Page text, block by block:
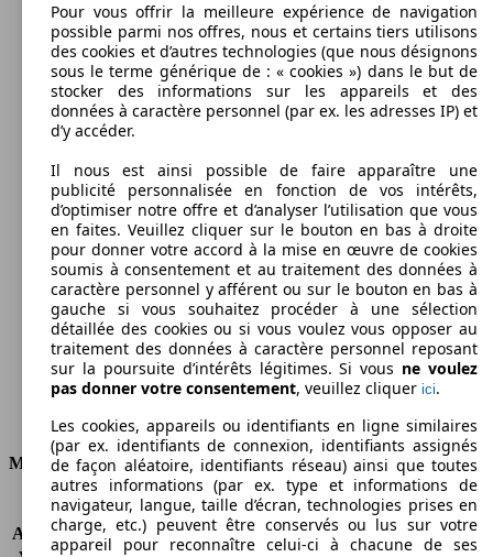
Essence
Carburant
155 g/km
Émissions de CO2 (combinées)*
Ø 6.8 l/100km
Consommation
Moteur et Puissance
KW (CH)
275 kW (374 PS)
Accélération (0-100 km/h) 4.5s
Pour vous offrir la meilleure expérience de navigation
possible parmi nos offres, nous et certains tiers utilisons
des cookies et d’autres technologies (que nous désignons
sous le terme générique de : « cookies ») dans le but de
stocker des informations sur les appareils et des
données à caractère personnel (par ex. les adresses IP) et
d’y accéder.
Il nous est ainsi possible de faire apparaître une
publicité personnalisée en fonction de vos intérêts,
d’optimiser notre offre et d’analyser l’utilisation que vous
en faites. Veuillez cliquer sur le bouton en bas à droite
pour donner votre accord à la mise en œuvre de cookies
soumis à consentement et au traitement des données à
caractère personnel y afférent ou sur le bouton en bas à
gauche si vous souhaitez procéder à une sélection
détaillée des cookies ou si vous voulez vous opposer au
traitement des données à caractère personnel reposant
sur la poursuite d’intérêts légitimes. Si vous ne voulez
pas donner votre consentement, veuillez cliquer ici.
Les cookies, appareils ou identifiants en ligne similaires
(par ex. identifiants de connexion, identifiants assignés
de façon aléatoire, identifiants réseau) ainsi que toutes
autres informations (par ex. type et informations de
navigateur, langue, taille d’écran, technologies prises en
charge, etc.) peuvent être conservés ou lus sur votre
appareil pour reconnaître celui-ci à chacune de ses